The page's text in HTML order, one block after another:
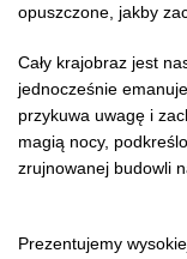
opuszczone, jakby
Cały krajobraz jest
jednocześnie
przykuwa uwagę i
magią nocy,
zrujnowanej budowli
Prezentujemy